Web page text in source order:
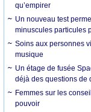
qu’empirer
Un nouveau test
minuscules particules
Soins aux personnes
musique
Un étage de fusée
déjà des questions de
Femmes sur les
pouvoir